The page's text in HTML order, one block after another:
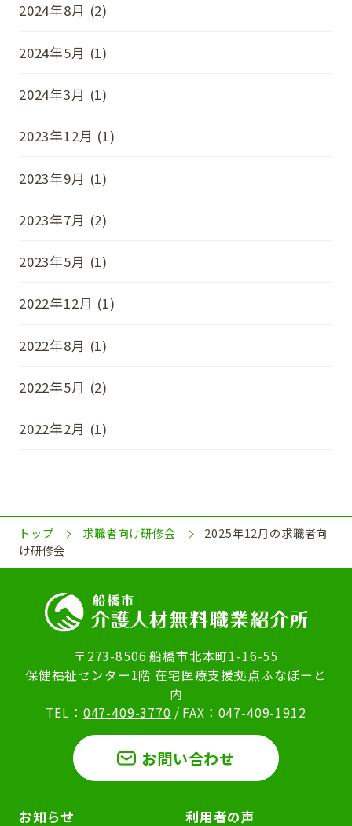
2024年8月 (2)
2024年5月 (1)
2024年3月 (1)
2023年12月 (1)
2023年9月 (1)
2023年7月 (2)
2023年5月 (1)
2022年12月 (1)
2022年8月 (1)
2022年5月 (2)
2022年2月 (1)
トップ 求職者向け研修会
2025年12月の求職者向
け研修会
〒273-8506 船橋市北本町1-16-55
保健福祉センター1階 在宅医療支援拠点ふなぽーと
内
TEL： 047-409-3770 / FAX：047-409-1912
お問い合わせ
お知らせ 利用者の声